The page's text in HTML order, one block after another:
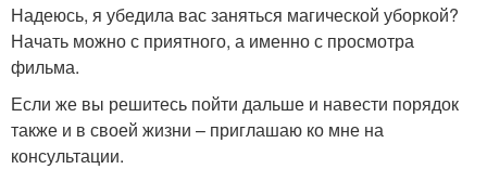
Надеюсь, я убедила вас заняться магической уборкой?
Начать можно с приятного, а именно с просмотра
фильма.
Если же вы решитесь пойти дальше и навести порядок
также и в своей жизни – приглашаю ко мне на
консультации.